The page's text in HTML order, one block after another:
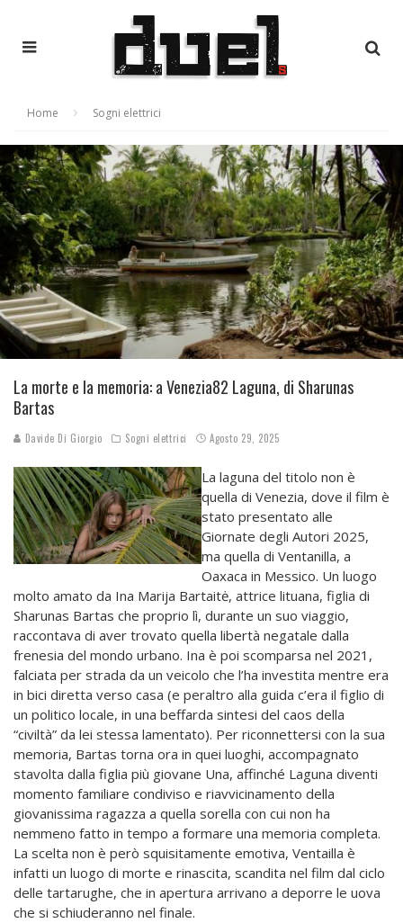
Home Sogni elettrici
La morte e la memoria: a Venezia82 Laguna, di Sharunas
Bartas
Davide Di Giorgio Sogni elettrici Agosto 29, 2025
La laguna del titolo non è
quella di Venezia, dove il film è
stato presentato alle
Giornate degli Autori 2025,
ma quella di Ventanilla, a
Oaxaca in Messico. Un luogo
molto amato da Ina Marija Bartaitė, attrice lituana, figlia di
Sharunas Bartas che proprio lì, durante un suo viaggio,
raccontava di aver trovato quella libertà negatale dalla
frenesia del mondo urbano. Ina è poi scomparsa nel 2021,
falciata per strada da un veicolo che l’ha investita mentre era
in bici diretta verso casa (e peraltro alla guida c’era il figlio di
un politico locale, in una beffarda sintesi del caos della
“civiltà” da lei stessa lamentato). Per riconnettersi con la sua
memoria, Bartas torna ora in quei luoghi, accompagnato
stavolta dalla figlia più giovane Una, affinché Laguna diventi
momento familiare condiviso e riavvicinamento della
giovanissima ragazza a quella sorella con cui non ha
nemmeno fatto in tempo a formare una memoria completa.
La scelta non è però squisitamente emotiva, Ventailla è
infatti un luogo di morte e rinascita, scandita nel film dal ciclo
delle tartarughe, che in apertura arrivano a deporre le uova
che si schiuderanno nel finale.